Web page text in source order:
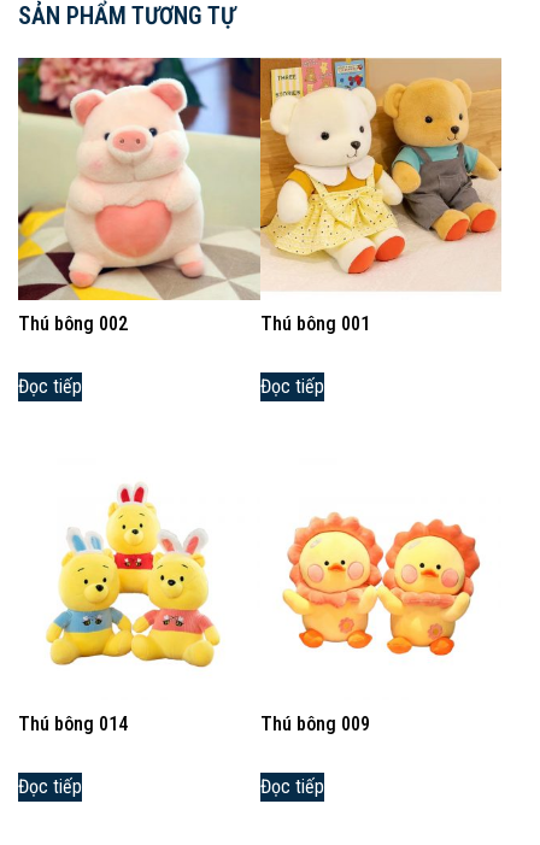
SẢN PHẨM TƯƠNG TỰ
Thú bông 002
Đọc tiếp
Thú bông 001
Đọc tiếp
Thú bông 014
Đọc tiếp
Thú bông 009
Đọc tiếp